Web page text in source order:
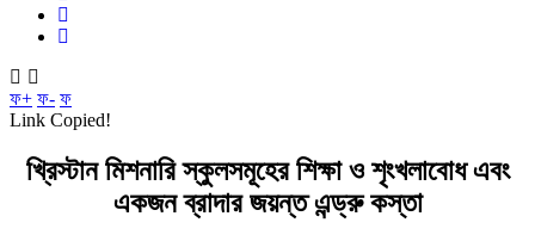
ফ+ ফ- ফ
Link Copied!
খ্রিস্টান মিশনারি স্কুলসমূহের শিক্ষা ও শৃংখলাবোধ এবং
একজন ব্রাদার জয়ন্ত এন্ড্রু কস্তা